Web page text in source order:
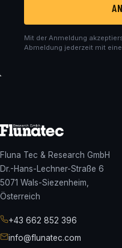
Mit der Anmeldung
Abmeldung jederzeit mit
Fluna Tec & Research GmbH
Dr.-Hans-Lechner-Straße 6
5071 Wals-Siezenheim,
Österreich
+43 662 852 396
info@flunatec.com